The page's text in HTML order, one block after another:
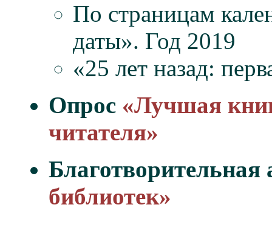
По страницам
даты». Год 2019
«25 лет назад:
Опрос «Лучшая
читателя»
Благотворительная
библиотек»